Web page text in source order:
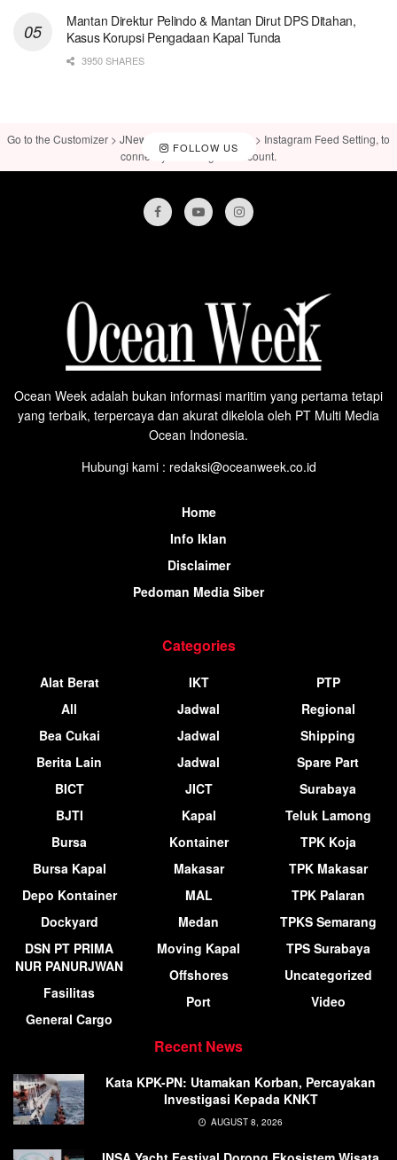
Mantan Direktur Pelindo & Mantan Dirut DPS Ditahan,
Kasus Korupsi Pengadaan Kapal Tunda
3950 SHARES
FOLLOW US
Go to the Customizer > JNews : Social, Like & View > Instagram Feed Setting, to
connect your Instagram account.
Ocean Week adalah bukan informasi maritim yang pertama tetapi
yang terbaik, terpercaya dan akurat dikelola oleh PT Multi Media
Ocean Indonesia.
Hubungi kami : redaksi@oceanweek.co.id
Home
Info Iklan
Disclaimer
Pedoman Media Siber
Categories
Alat Berat
All
Bea Cukai
Berita Lain
BICT
BJTI
Bursa
Bursa Kapal
Depo Kontainer
Dockyard
DSN PT PRIMA
NUR PANURJWAN
Fasilitas
General Cargo
IKT
Jadwal
Jadwal
Jadwal
JICT
Kapal
Kontainer
Makasar
MAL
Medan
Moving Kapal
Offshores
Port
PTP
Regional
Shipping
Spare Part
Surabaya
Teluk Lamong
TPK Koja
TPK Makasar
TPK Palaran
TPKS Semarang
TPS Surabaya
Uncategorized
Video
Recent News
Kata KPK-PN: Utamakan Korban, Percayakan
Investigasi Kepada KNKT
AUGUST 8, 2026